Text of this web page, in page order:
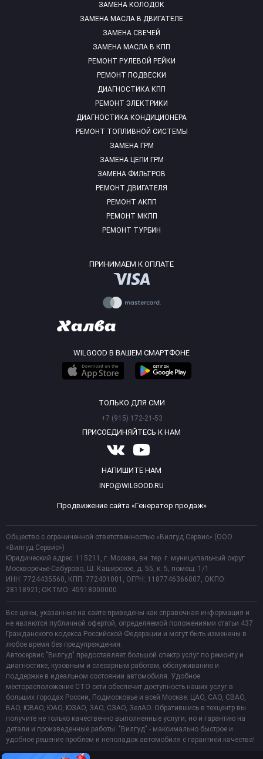
ЗАМЕНА КОЛОДОК
ЗАМЕНА МАСЛА В ДВИГАТЕЛЕ
ЗАМЕНА СВЕЧЕЙ
ЗАМЕНА МАСЛА В КПП
РЕМОНТ РУЛЕВОЙ РЕЙКИ
РЕМОНТ ПОДВЕСКИ
ДИАГНОСТИКА КПП
РЕМОНТ ЭЛЕКТРИКИ
ДИАГНОСТИКА КОНДИЦИОНЕРА
РЕМОНТ ТОПЛИВНОЙ СИСТЕМЫ
ЗАМЕНА ГРМ
ЗАМЕНА ЦЕПИ ГРМ
ЗАМЕНА ФИЛЬТРОВ
РЕМОНТ ДВИГАТЕЛЯ
РЕМОНТ АКПП
РЕМОНТ МКПП
РЕМОНТ ТУРБИН
ПРИНИМАЕМ К ОПЛАТЕ
WILGOOD В ВАШЕМ СМАРТФОНЕ
ТОЛЬКО ДЛЯ СМИ
+7 (915) 172-21-53
ПРИСОЕДИНЯЙТЕСЬ К НАМ
НАПИШИТЕ НАМ
INFO@WILGOOD.RU
Продвижение сайта «Генератор продаж»
Общество с ограниченной ответственностью «Вилгуд Сервис» (ООО
«Вилгуд Сервис»)
Юридический адрес: 115211, г. Москва, вн. тер. г. муниципальный округ
Москворечье-Сабурово, Ш. Каширское, д. 55, к. 5, помещ. 1/1.
ИНН: 7724435560, КПП: 772401001, ОГРН: 1187746366807, ОКПО:
28118921; ОКТМО: 45918000000
Все цены, указанные на сайте приведены как справочная информация и
не являются публичной офертой, определяемой положениями статьи 437
Гражданского кодекса Российской Федерации и могут быть изменены в
любое время без предупреждения.
Автосервис "Вилгуд" предоставляет большой спектр услуг по ремонту и
диагностике, кузовным и слесарным работам, обслуживанию и
поддержке в идеальном состоянии автомобиля. Удобное
месторасположение СТО сети обеспечит доступность наших услуг в
больших городах России, Подмосковье и всей Москве: ЦАО, САО, СВАО,
ВАО, ЮВАО, ЮАО, ЮЗАО, ЗАО, СЗАО, ЗелАО. Обратившись в техцентр вы
получите не только качественно выполненные услуги, но и гарантию на
детали и произведенные работы. "Вилгуд" - максимально быстрое и
удобное решение проблем и неполадок автомобиля с гарантией качества!